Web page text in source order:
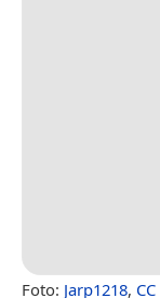
Foto: Jarp1218,